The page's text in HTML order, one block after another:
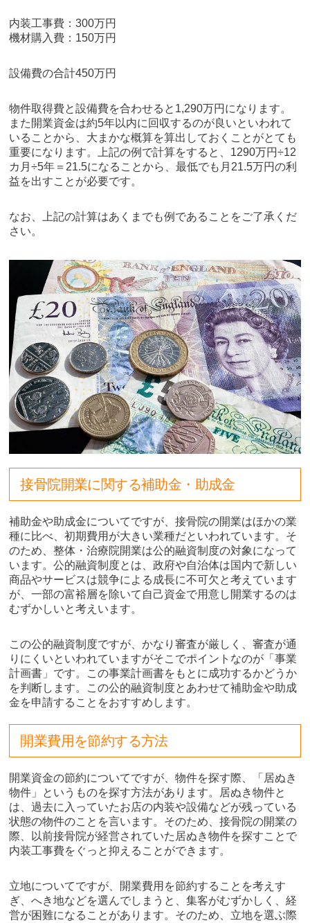
内装工事費：300万円
機材購入費：150万円
設備費の合計450万円
物件取得費と設備費を合わせると1,290万円になります。
また開業資金は約5年以内に回収するのが良いといわれて
いることから、大まかな概算を算出しておくことがとても
重要になります。上記の例で計算をすると、1290万円÷12
カ月÷5年＝21.5になることから、最低でも月21.5万円の利
益を出すことが必要です。
なお、上記の計算はあくまでも例であることをご了承くだ
さい。
接骨院開業に関する補助金・助成金
補助金や助成金についてですが、接骨院の開業はほかの業
種に比べ、初期費用が大きい業種だといわれています。そ
のため、整体・治療院開業は公的融資制度の対象になって
います。公的融資制度とは、政府や自治体は国内で新しい
商品やサービスは競争による成長に不可欠と考えています
が、一部の富裕層を除いて自己資金で用意し開業するのは
むずかしいと考えいます。
この公的融資制度ですが、かなり審査が厳しく、審査が通
りにくいといわれていますがそこでポイントなのが「事業
計画書」です。この事業計画書をもとに成功するかどうか
を判断します。この公的融資制度とあわせて補助金や助成
金を申請することをおすすめします。
開業費用を節約する方法
開業資金の節約についてですが、物件を探す際、「居ぬき
物件」というものを探す方法があります。居ぬき物件と
は、過去に入っていたお店の内装や設備などが残っている
状態の物件のことを言います。そのため、接骨院の開業の
際、以前接骨院が経営されていた居ぬき物件を探すことで
内装工事費をぐっと抑えることができます。
立地についてですが、開業費用を節約することを考えす
ぎ、へき地などを選んでしまうと、集客がむずかしく、経
営が困難になることがあります。そのため、立地を選ぶ際